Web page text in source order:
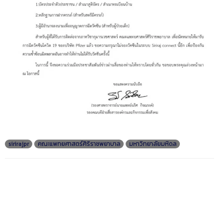
sirirajpr คณะแพทยศาสตร์ศิริราชพยาบาล มหาวิทยาลัยมหิดล